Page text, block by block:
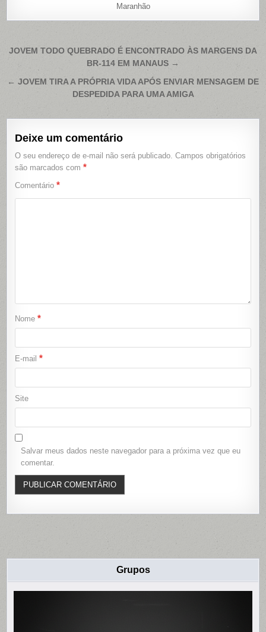
Maranhão
Navegação
Post
JOVEM TODO QUEBRADO É ENCONTRADO ÀS MARGENS DA
BR-114 EM MANAUS →
← JOVEM TIRA A PRÓPRIA VIDA APÓS ENVIAR MENSAGEM DE
DESPEDIDA PARA UMA AMIGA
Deixe um comentário
O seu endereço de e-mail não será publicado. Campos obrigatórios
são marcados com*
Comentário*
Nome*
E-mail*
Site
Salvar meus dados neste navegador para a próxima vez que eu
comentar.
Grupos